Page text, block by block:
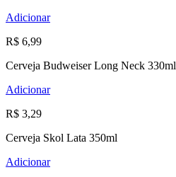
Adicionar
R$ 6,99
Cerveja Budweiser Long Neck 330ml
Adicionar
R$ 3,29
Cerveja Skol Lata 350ml
Adicionar